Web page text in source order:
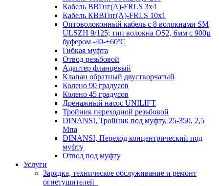
Кабель ВВГнг(А)-FRLS 3х4
Кабель КВВГнг(А)-FRLS 10х1
Оптоволоконный кабель с 8 волокнами SM
ULSZH 9/125; тип волокна OS2, 6мм с 900µ
буфером -40-+60ºC
Гибкая муфта
Отвод резьбовой
Адаптер фланцевый
Клапан обратный двустворчатый
Колено 90 градусов
Колено 45 градусов
Дренажный насос UNILIFT
Тройник переходной резьбовой
DINANSI, Тройник под муфту, 25-350, 2,5
Мпа
DINANSI, Переход концентрический под
муфту
Отвод под муфту
Услуги
Зарядка, техническое обслуживание и ремонт
огнетушителей